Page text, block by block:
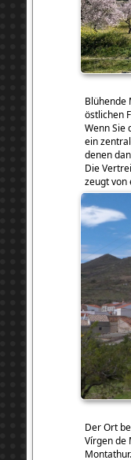
Blühende
östlichen
Wenn Sie
ein
denen
Die
zeugt von
Der Ort
Vírgen de
Montathur.